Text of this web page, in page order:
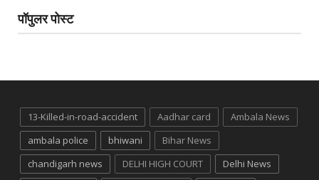
पॉपुलर पोस्ट
13-Killed-in-road-accident Aadhar card
Ambala News
ambala police
bhiwani
Bihar News
chandigarh news
DELHI HIGH COURT
Delhi News